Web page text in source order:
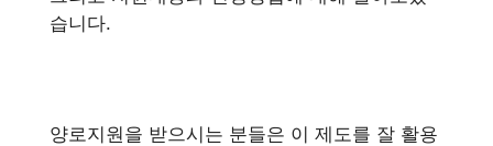
습니다.
양로지원을 받으시는 분들은 이 제도를 잘 활용